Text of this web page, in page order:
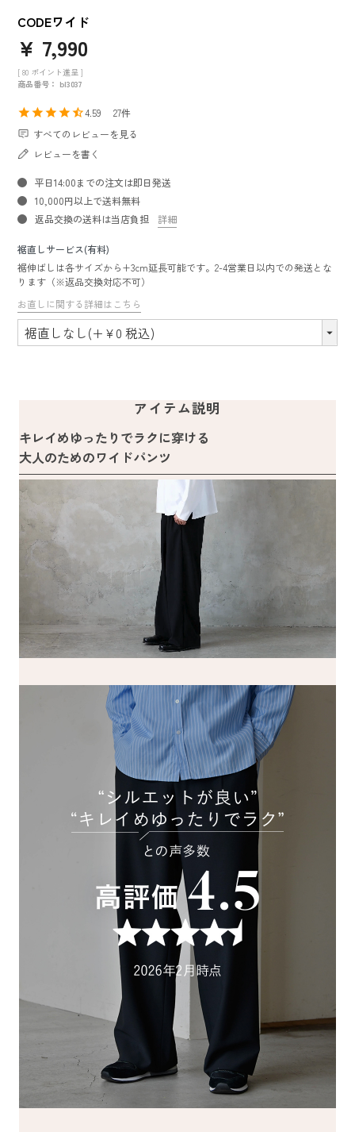
CODEワイド
¥ 7,990
[ 80 ポイント進呈 ]
商品番号
bl3037
4.59
27
すべてのレビューを見る
レビューを書く
平日14:00までの注文は即日発送
10,000円以上で送料無料
返品交換の送料は当店負担
詳細
裾直しサービス(有料)
裾伸ばしは各サイズから+3cm延長可能です。2-4営業日以内での発送とな
ります（※返品交換対応不可）
お直しに関する詳細はこちら
アイテム説明
キレイめゆったりでラクに穿ける
大人のためのワイドパンツ